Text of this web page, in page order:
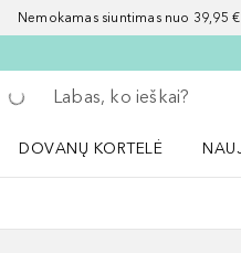
Nemokamas siuntimas nuo
Grįžk atgal
Vykdykite paiešką
DOVANŲ KORTELĖ